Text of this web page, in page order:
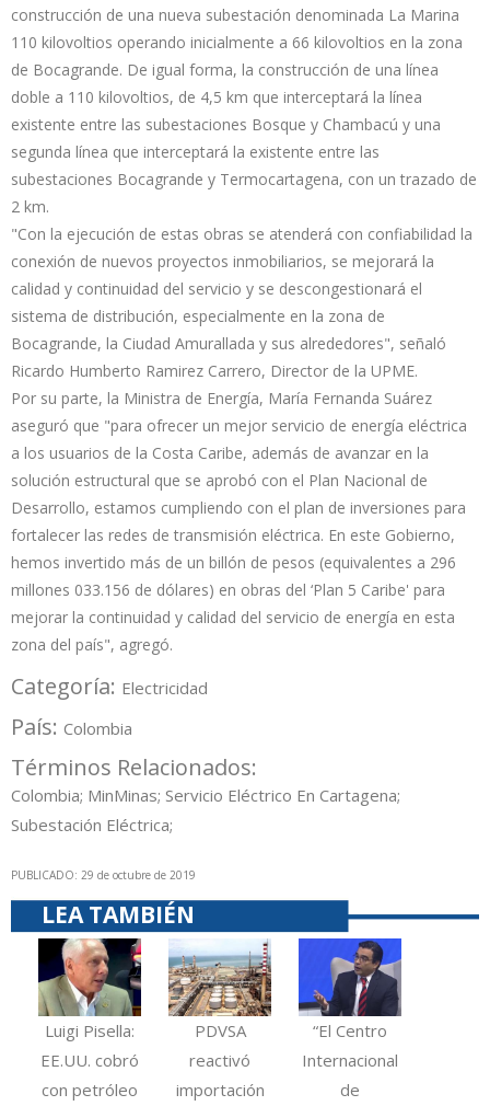
construcción de una nueva subestación denominada La Marina
110 kilovoltios operando inicialmente a 66 kilovoltios en la zona
de Bocagrande. De igual forma, la construcción de una línea
doble a 110 kilovoltios, de 4,5 km que interceptará la línea
existente entre las subestaciones Bosque y Chambacú y una
segunda línea que interceptará la existente entre las
subestaciones Bocagrande y Termocartagena, con un trazado de
2 km.
"Con la ejecución de estas obras se atenderá con confiabilidad la
conexión de nuevos proyectos inmobiliarios, se mejorará la
calidad y continuidad del servicio y se descongestionará el
sistema de distribución, especialmente en la zona de
Bocagrande, la Ciudad Amurallada y sus alrededores", señaló
Ricardo Humberto Ramirez Carrero, Director de la UPME.
Por su parte, la Ministra de Energía, María Fernanda Suárez
aseguró que "para ofrecer un mejor servicio de energía eléctrica
a los usuarios de la Costa Caribe, además de avanzar en la
solución estructural que se aprobó con el Plan Nacional de
Desarrollo, estamos cumpliendo con el plan de inversiones para
fortalecer las redes de transmisión eléctrica. En este Gobierno,
hemos invertido más de un billón de pesos (equivalentes a 296
millones 033.156 de dólares) en obras del ‘Plan 5 Caribe' para
mejorar la continuidad y calidad del servicio de energía en esta
zona del país", agregó.
Categoría: Electricidad
País: Colombia
Términos Relacionados:
Colombia; MinMinas; Servicio Eléctrico En Cartagena;
Subestación Eléctrica;
PUBLICADO: 29 de octubre de 2019
LEA TAMBIÉN
Luigi Pisella:
EE.UU. cobró
con petróleo
PDVSA
reactivó
importación
“El Centro
Internacional
de